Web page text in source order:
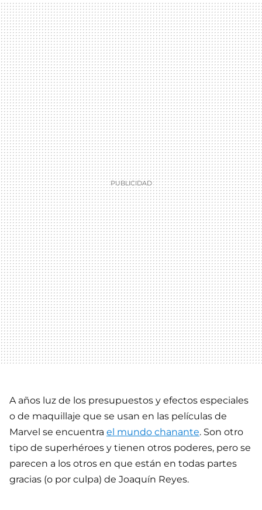
A años luz de los presupuestos y efectos especiales
o de maquillaje que se usan en las películas de
Marvel se encuentra el mundo chanante. Son otro
tipo de superhéroes y tienen otros poderes, pero se
parecen a los otros en que están en todas partes
gracias (o por culpa) de Joaquín Reyes.